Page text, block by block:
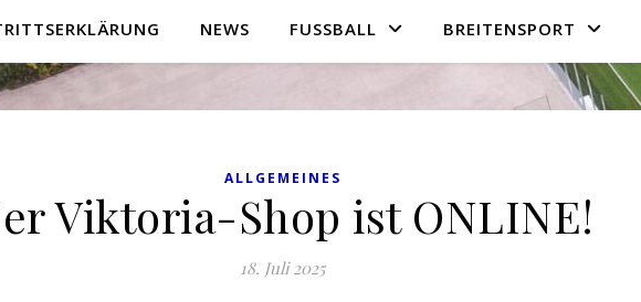
NEWS FUSSBALL BREITENSPORT
ALLGEMEINES
Viktoria-Shop ist ONLINE!
18. Juli 2025